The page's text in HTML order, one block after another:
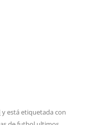
y está etiquetada con